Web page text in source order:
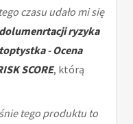
czasu udało mi się
dolumenrtacji ryzyka
- Ocena
SCORE, którą
tego produktu to